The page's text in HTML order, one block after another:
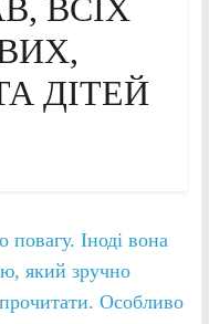
ВСІХ
ДІТЕЙ
повагу. Іноді вона
який зручно
Особливо